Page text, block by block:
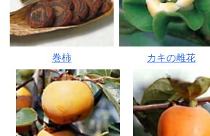
巻柿 カキの雌花